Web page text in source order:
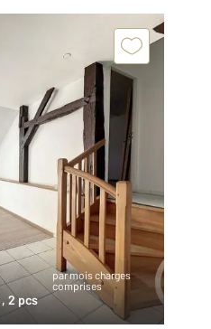
par mois charges
comprises
, 2 pcs